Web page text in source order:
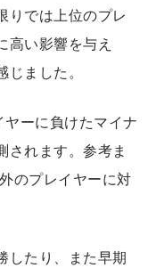
りでは上位のプレ
高い影響を与え
ました。
ヤーに負けたマイナ
されます。参考ま
のプレイヤーに対
したり、また早期